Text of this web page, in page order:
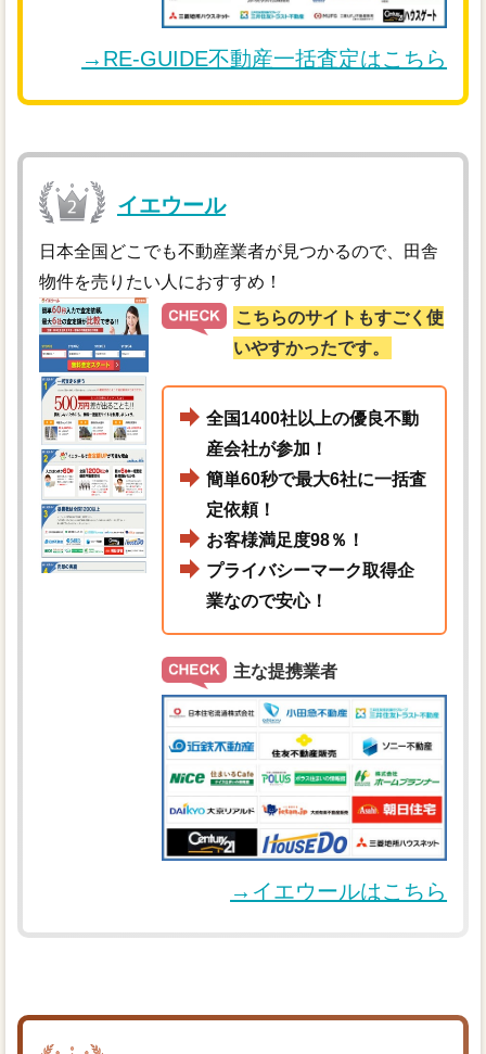
→RE-GUIDE不動産一括査定はこちら
イエウール
日本全国どこでも不動産業者が見つかるので、田舎
物件を売りたい人におすすめ！
こちらのサイトもすごく使
いやすかったです。
全国1400社以上の優良不動
産会社が参加！
簡単60秒で最大6社に一括査
定依頼！
お客様満足度98％！
プライバシーマーク取得企
業なので安心！
主な提携業者
→イエウールはこちら